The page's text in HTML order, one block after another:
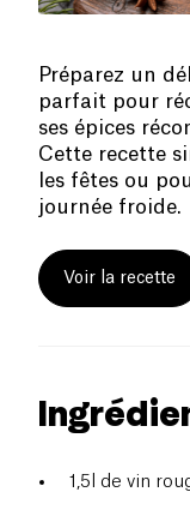
Préparez un
parfait pour
ses épices
Cette recette
les fêtes ou
journée froide.
Voir la recette
1,5l de vin